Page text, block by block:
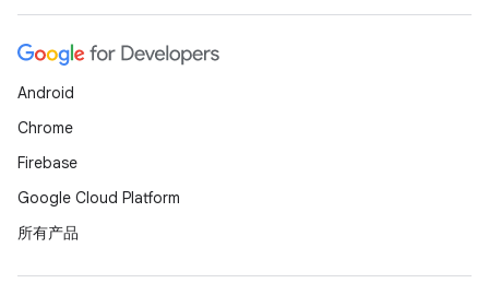
Android
Chrome
Firebase
Google Cloud Platform
所有产品